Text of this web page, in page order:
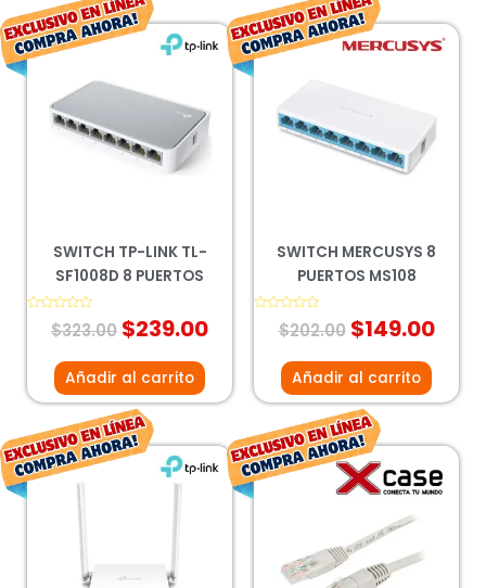
SWITCH TP-LINK TL-
SF1008D 8 PUERTOS
Valorado
$323.00
El
precio
original
$323.00.
$239.00
El
precio
es:
Añadir al carrito
SWITCH MERCUSYS 8
PUERTOS MS108
Valorado
$202.00
El
era:
$202.00.
$149.00
El
es:
Añadir al carrito
El
precio
$404.00.
El
precio
$299.00.
El
precio
original
era:
$32.00.